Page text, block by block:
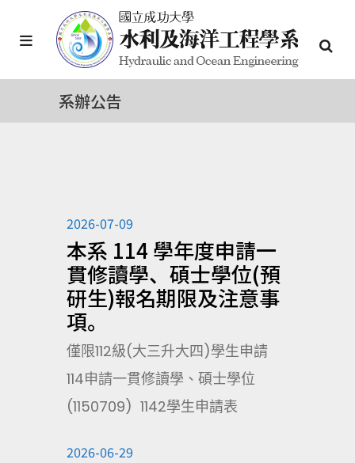
系辦公告
2026-07-09
本系 114 學年度申請一
貫修讀學、碩士學位(預
研生)報名期限及注意事
項。
僅限112級(大三升大四)學生申請
114申請一貫修讀學、碩士學位
(1150709) 1142學生申請表
2026-06-29